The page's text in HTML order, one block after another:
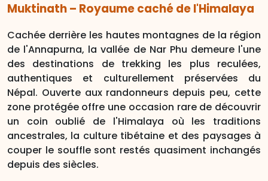
Muktinath – Royaume caché de l'Himalaya
Cachée derrière les hautes montagnes de la région
de l'Annapurna, la vallée de Nar Phu demeure l'une
des destinations de trekking les plus reculées,
authentiques et culturellement préservées du
Népal. Ouverte aux randonneurs depuis peu, cette
zone protégée offre une occasion rare de découvrir
un coin oublié de l'Himalaya où les traditions
ancestrales, la culture tibétaine et des paysages à
couper le souffle sont restés quasiment inchangés
depuis des siècles.